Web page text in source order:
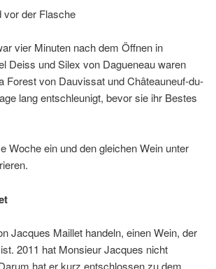
vor der Flasche
vier Minuten nach dem Öffnen in
Deiss und Silex von Dagueneau waren
Forest von Dauvissat und Châteauneuf-du-
lang entschleunigt, bevor sie ihr Bestes
Woche ein und den gleichen Wein unter
Jacques Maillet handeln, einen Wein, der
2011 hat Monsieur Jacques nicht
hat er kurz entschlossen zu dem,